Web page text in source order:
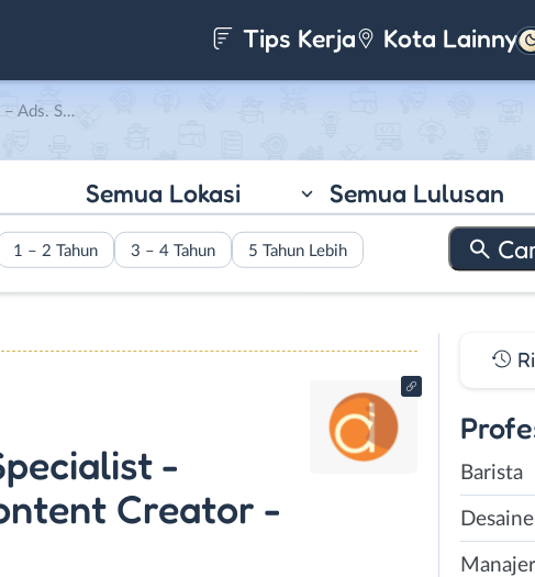
Tips Kerja Kota Lainnya
CSO di Penerbit Deepublish
Semua Lokasi Semua Lulusan
1 – 2 Tahun 3 – 4 Tahun 5 Tahun Lebih
-
Creator -
Barista
Manajer